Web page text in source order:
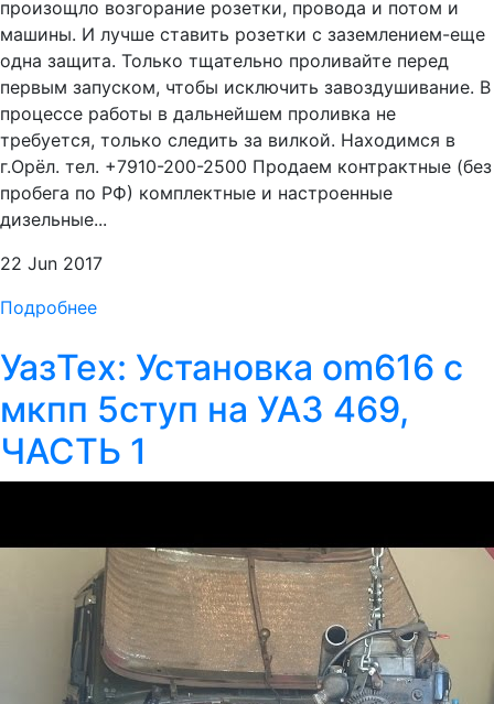
произощло возгорание розетки, провода и потом и
машины. И лучше ставить розетки с заземлением-еще
одна защита. Только тщательно проливайте перед
первым запуском, чтобы исключить завоздушивание. В
процессе работы в дальнейшем проливка не
требуется, только следить за вилкой. Находимся в
г.Орёл. тел. +7910-200-2500 Продаем контрактные (без
пробега по РФ) комплектные и настроенные
дизельные...
22 Jun 2017
Подробнее
УазТех: Установка om616 с
мкпп 5ступ на УАЗ 469,
ЧАСТЬ 1